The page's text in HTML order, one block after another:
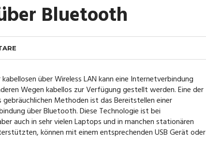
Bluetooth
kabellosen über Wireless LAN kann eine Internetverbindung
Wegen kabellos zur Verfügung gestellt werden. Eine der
gebräuchlichen Methoden ist das Bereitstellen einer
über Bluetooth. Diese Technologie ist bei
auch in sehr vielen Laptops und in manchen stationären
können mit einem entsprechenden USB Gerät oder